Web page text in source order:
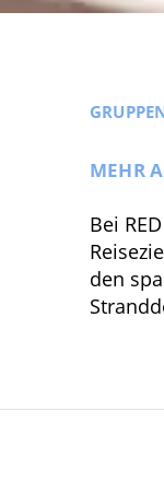
MEHR
Bei
den